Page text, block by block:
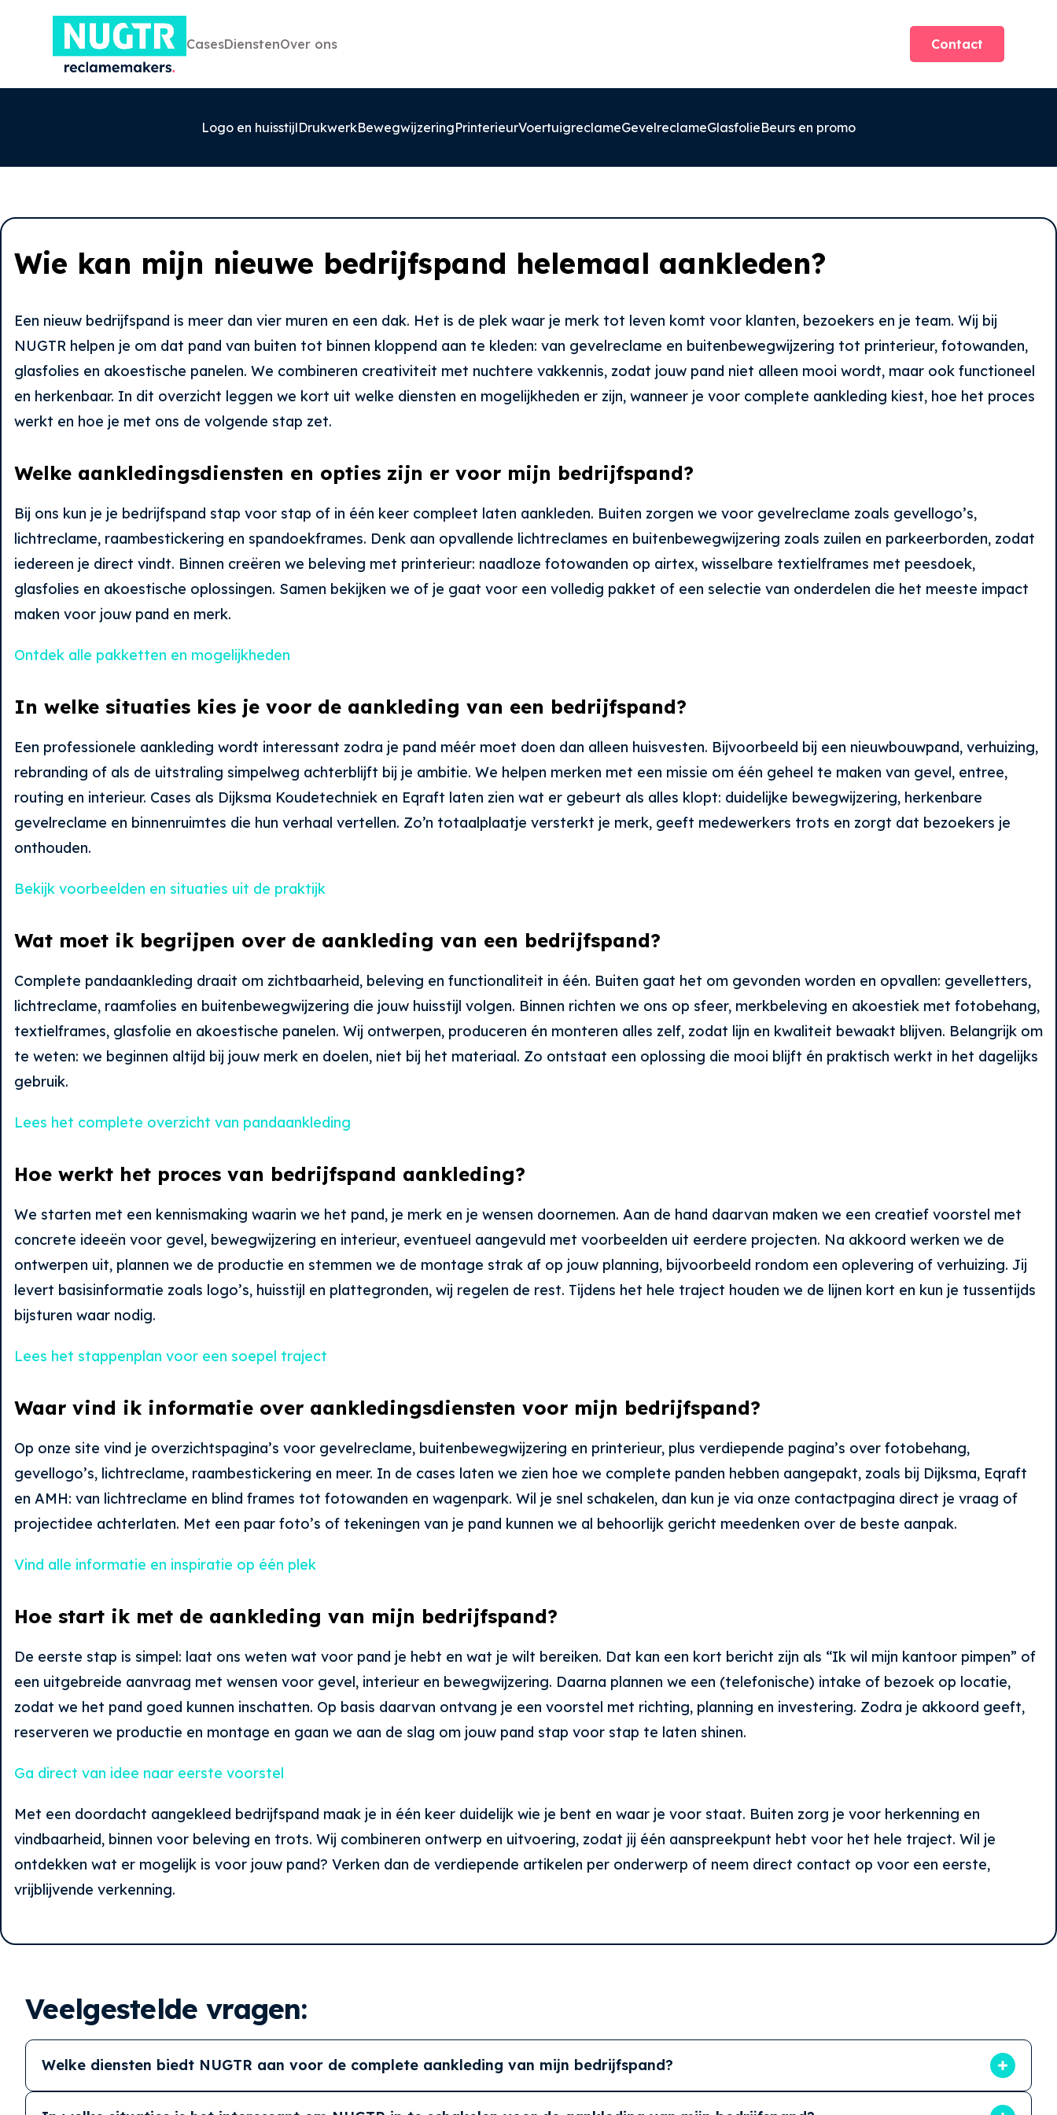
CasesDienstenOver ons Contact
0527-858580
Ecopark 63, 8305 BJ, Emmeloord
Logo en huisstijlDrukwerkBewegwijzeringPrinterieurVoertuigreclameGevelreclameGlasfolieBeurs en promo
Wie kan mijn nieuwe bedrijfspand helemaal aankleden?
Een nieuw bedrijfspand is meer dan vier muren en een dak. Het is de plek waar je merk tot leven komt voor klanten, bezoekers en je team. Wij bij
NUGTR helpen je om dat pand van buiten tot binnen kloppend aan te kleden: van gevelreclame en buitenbewegwijzering tot printerieur, fotowanden,
glasfolies en akoestische panelen. We combineren creativiteit met nuchtere vakkennis, zodat jouw pand niet alleen mooi wordt, maar ook functioneel
en herkenbaar. In dit overzicht leggen we kort uit welke diensten en mogelijkheden er zijn, wanneer je voor complete aankleding kiest, hoe het proces
werkt en hoe je met ons de volgende stap zet.
Welke aankledingsdiensten en opties zijn er voor mijn bedrijfspand?
Bij ons kun je je bedrijfspand stap voor stap of in één keer compleet laten aankleden. Buiten zorgen we voor gevelreclame zoals gevellogo’s,
lichtreclame, raambestickering en spandoekframes. Denk aan opvallende lichtreclames en buitenbewegwijzering zoals zuilen en parkeerborden, zodat
iedereen je direct vindt. Binnen creëren we beleving met printerieur: naadloze fotowanden op airtex, wisselbare textielframes met peesdoek,
glasfolies en akoestische oplossingen. Samen bekijken we of je gaat voor een volledig pakket of een selectie van onderdelen die het meeste impact
maken voor jouw pand en merk.
Ontdek alle pakketten en mogelijkheden
In welke situaties kies je voor de aankleding van een bedrijfspand?
Een professionele aankleding wordt interessant zodra je pand méér moet doen dan alleen huisvesten. Bijvoorbeeld bij een nieuwbouwpand, verhuizing,
rebranding of als de uitstraling simpelweg achterblijft bij je ambitie. We helpen merken met een missie om één geheel te maken van gevel, entree,
routing en interieur. Cases als Dijksma Koudetechniek en Eqraft laten zien wat er gebeurt als alles klopt: duidelijke bewegwijzering, herkenbare
gevelreclame en binnenruimtes die hun verhaal vertellen. Zo’n totaalplaatje versterkt je merk, geeft medewerkers trots en zorgt dat bezoekers je
onthouden.
Bekijk voorbeelden en situaties uit de praktijk
Wat moet ik begrijpen over de aankleding van een bedrijfspand?
Complete pand­aankleding draait om zichtbaarheid, beleving en functionaliteit in één. Buiten gaat het om gevonden worden en opvallen: gevelletters,
lichtreclame, raamfolies en buitenbewegwijzering die jouw huisstijl volgen. Binnen richten we ons op sfeer, merkbeleving en akoestiek met fotobehang,
textielframes, glasfolie en akoestische panelen. Wij ontwerpen, produceren én monteren alles zelf, zodat lijn en kwaliteit bewaakt blijven. Belangrijk om
te weten: we beginnen altijd bij jouw merk en doelen, niet bij het materiaal. Zo ontstaat een oplossing die mooi blijft én praktisch werkt in het dagelijks
gebruik.
Lees het complete overzicht van pand­aankleding
Hoe werkt het proces van bedrijfspand aankleding?
We starten met een kennismaking waarin we het pand, je merk en je wensen doornemen. Aan de hand daarvan maken we een creatief voorstel met
concrete ideeën voor gevel, bewegwijzering en interieur, eventueel aangevuld met voorbeelden uit eerdere projecten. Na akkoord werken we de
ontwerpen uit, plannen we de productie en stemmen we de montage strak af op jouw planning, bijvoorbeeld rondom een oplevering of verhuizing. Jij
levert basisinformatie zoals logo’s, huisstijl en plattegronden, wij regelen de rest. Tijdens het hele traject houden we de lijnen kort en kun je tussentijds
bijsturen waar nodig.
Lees het stappenplan voor een soepel traject
Waar vind ik informatie over aankledingsdiensten voor mijn bedrijfspand?
Op onze site vind je overzichtspagina’s voor gevelreclame, buitenbewegwijzering en printerieur, plus verdiepende pagina’s over fotobehang,
gevellogo’s, lichtreclame, raambestickering en meer. In de cases laten we zien hoe we complete panden hebben aangepakt, zoals bij Dijksma, Eqraft
en AMH: van lichtreclame en blind frames tot fotowanden en wagenpark. Wil je snel schakelen, dan kun je via onze contactpagina direct je vraag of
projectidee achterlaten. Met een paar foto’s of tekeningen van je pand kunnen we al behoorlijk gericht meedenken over de beste aanpak.
Vind alle informatie en inspiratie op één plek
Hoe start ik met de aankleding van mijn bedrijfspand?
De eerste stap is simpel: laat ons weten wat voor pand je hebt en wat je wilt bereiken. Dat kan een kort bericht zijn als “Ik wil mijn kantoor pimpen” of
een uitgebreide aanvraag met wensen voor gevel, interieur en bewegwijzering. Daarna plannen we een (telefonische) intake of bezoek op locatie,
zodat we het pand goed kunnen inschatten. Op basis daarvan ontvang je een voorstel met richting, planning en investering. Zodra je akkoord geeft,
reserveren we productie en montage en gaan we aan de slag om jouw pand stap voor stap te laten shinen.
Ga direct van idee naar eerste voorstel
Met een doordacht aangekleed bedrijfspand maak je in één keer duidelijk wie je bent en waar je voor staat. Buiten zorg je voor herkenning en
vindbaarheid, binnen voor beleving en trots. Wij combineren ontwerp en uitvoering, zodat jij één aanspreekpunt hebt voor het hele traject. Wil je
ontdekken wat er mogelijk is voor jouw pand? Verken dan de verdiepende artikelen per onderwerp of neem direct contact op voor een eerste,
vrijblijvende verkenning.
Veelgestelde vragen:
Welke diensten biedt NUGTR aan voor de complete aankleding van mijn bedrijfspand?
Bij NUGTR kleden we uw bedrijfspand zowel buiten als binnen aan. Dit omvat gevelreclame zoals logo’s en lichtreclame, raambestickering en
buitenbewegwijzering zoals zuilen en parkeerborden voor optimale vindbaarheid. Binnen creëren we de juiste sfeer met printerieur, inclusief naadloze